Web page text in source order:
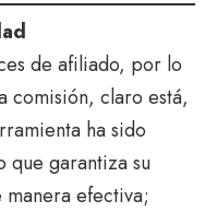
de afiliado, por lo
comisión, claro está,
ha sido
garantiza su
efectiva;